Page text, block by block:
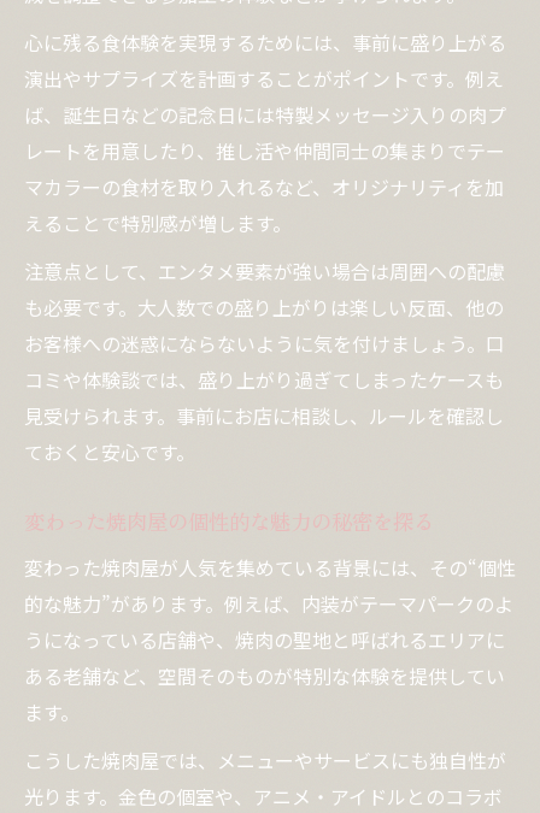
焼肉の聖地で叶える推し活の楽しみ方紹介
SNS映えを狙う推し活焼肉アイデアまとめ
大衆焼肉で面白さと独自性を引き出す方法
大衆焼肉の面白いメニューで差をつける工
夫
焼肉で独自性を出すアイデアと実例を紹介
エンタメ焼肉でお店選びに失敗しないコツ
焼肉 面白いネタで仲間と盛り上がる方法
都内の大衆焼肉で楽しむ面白さの魅力解説
心に残る食体験を実現するためには、事前に盛り上がる
演出やサプライズを計画することがポイントです。例え
ば、誕生日などの記念日には特製メッセージ入りの肉プ
レートを用意したり、推し活や仲間同士の集まりでテー
マカラーの食材を取り入れるなど、オリジナリティを加
えることで特別感が増します。
注意点として、エンタメ要素が強い場合は周囲への配慮
も必要です。大人数での盛り上がりは楽しい反面、他の
お客様への迷惑にならないように気を付けましょう。口
コミや体験談では、盛り上がり過ぎてしまったケースも
見受けられます。事前にお店に相談し、ルールを確認し
ておくと安心です。
変わった焼肉屋の個性的な魅力の秘密を探る
変わった焼肉屋が人気を集めている背景には、その“個性
的な魅力”があります。例えば、内装がテーマパークのよ
うになっている店舗や、焼肉の聖地と呼ばれるエリアに
ある老舗など、空間そのものが特別な体験を提供してい
ます。
こうした焼肉屋では、メニューやサービスにも独自性が
光ります。金色の個室や、アニメ・アイドルとのコラボ